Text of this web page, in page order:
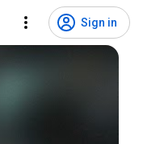
Sign in